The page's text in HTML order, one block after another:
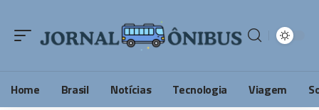
Home Brasil Notícias Tecnologia Viagem